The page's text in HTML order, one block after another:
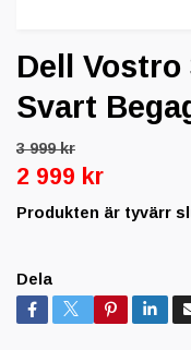
Dell Vostro
Svart
3 999 kr
2 999 kr
Produkten är tyvärr
Dela